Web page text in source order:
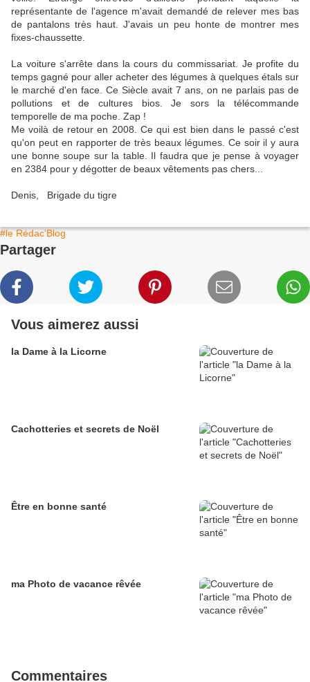
représentante de l'agence m'avait demandé de relever mes bas
de pantalons très haut. J'avais un peu honte de montrer mes
fixes-chaussette.
La voiture s'arrête dans la cours du commissariat. Je profite du
temps gagné pour aller acheter des légumes à quelques étals sur
le marché d'en face. Ce Siècle avait 7 ans, on ne parlais pas de
pollutions et de cultures bios. Je sors la télécommande
temporelle de ma poche. Zap !
Me voilà de retour en 2008. Ce qui est bien dans le passé c'est
qu'on peut en rapporter de très beaux légumes. Ce soir il y aura
une bonne soupe sur la table. Il faudra que je pense à voyager
en 2384 pour y dégotter de beaux vêtements pas chers...
Denis, Brigade du tigre
#le Rédac'Blog
Partager
Vous aimerez aussi
la Dame à la Licorne
Cachotteries et secrets de Noël
Être en bonne santé
ma Photo de vacance rêvée
Commentaires